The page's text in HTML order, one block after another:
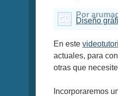
Por
Diseño
En este
actuales, para
otras que
Incorporaremos